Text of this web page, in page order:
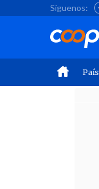
Síguenos:
País